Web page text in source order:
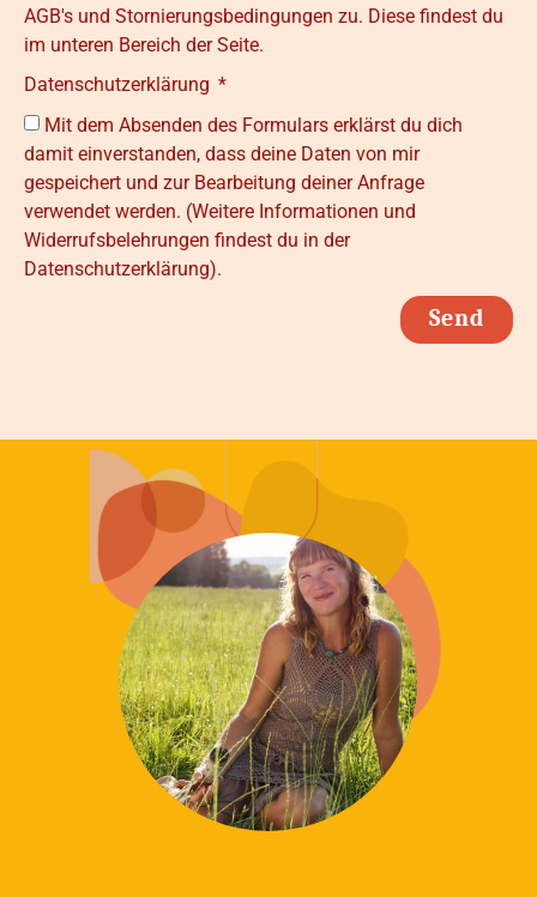
AGB's und Stornierungsbedingungen zu. Diese findest du
im unteren Bereich der Seite.
Datenschutzerklärung
Mit dem Absenden des Formulars erklärst du dich
damit einverstanden, dass deine Daten von mir
gespeichert und zur Bearbeitung deiner Anfrage
verwendet werden. (Weitere Informationen und
Widerrufsbelehrungen findest du in der
Datenschutzerklärung).
Send